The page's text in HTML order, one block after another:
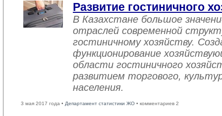
Развитие гостиничного
В Казахстане большое
отраслей современной
гостиничному хозяйству.
функционирование
области гостиничного
развитием торгового,
населения.
3 мая 2017 года • Департамент статистики ЖО • комментариев 2